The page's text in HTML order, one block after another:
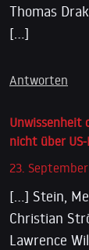
Thomas
[…]
Antworten
Unwissenheit
nicht über
23.
[…] Stein,
Christian
Lawrence